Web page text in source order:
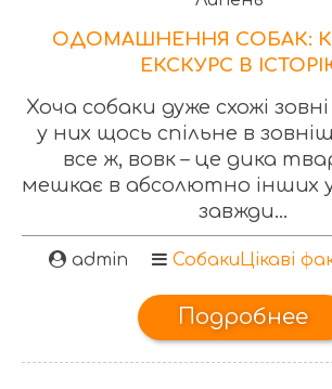
ОДОМАШНЕННЯ СОБАК:
ЕКСКУРС В
Хоча собаки дуже схожі
у них щось спільне в
все ж, вовк – це дика
мешкає в абсолютно інших
завжди...
admin Собаки Цікаві
Подробнее